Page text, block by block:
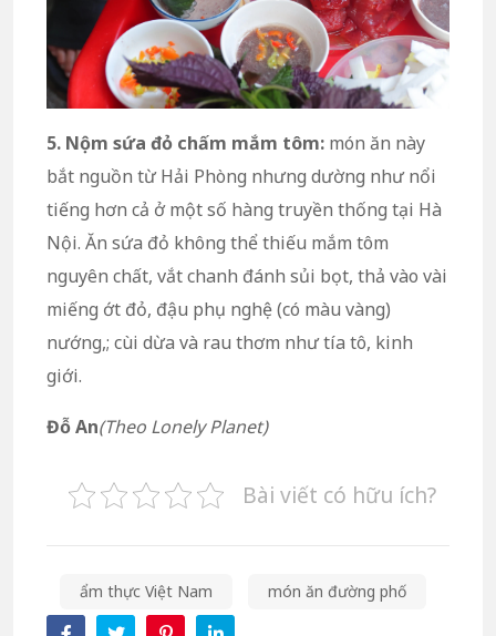
5. Nộm sứa đỏ chấm mắm tôm: món ăn này
bắt nguồn từ Hải Phòng nhưng dường như nổi
tiếng hơn cả ở một số hàng truyền thống tại Hà
Nội. Ăn sứa đỏ không thể thiếu mắm tôm
nguyên chất, vắt chanh đánh sủi bọt, thả vào vài
miếng ớt đỏ, đậu phụ nghệ (có màu vàng)
nướng,; cùi dừa và rau thơm như tía tô, kinh
giới.
Đỗ An(Theo Lonely Planet)
Bài viết có hữu ích?
ẩm thực Việt Nam món ăn đường phố